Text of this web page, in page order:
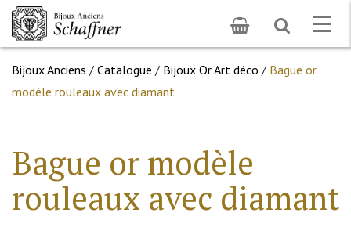
Toggle
search
Bijoux Anciens / Catalogue / Bijoux Or Art déco / Bague or
modèle rouleaux avec diamant
Bague or modèle
rouleaux avec diamant